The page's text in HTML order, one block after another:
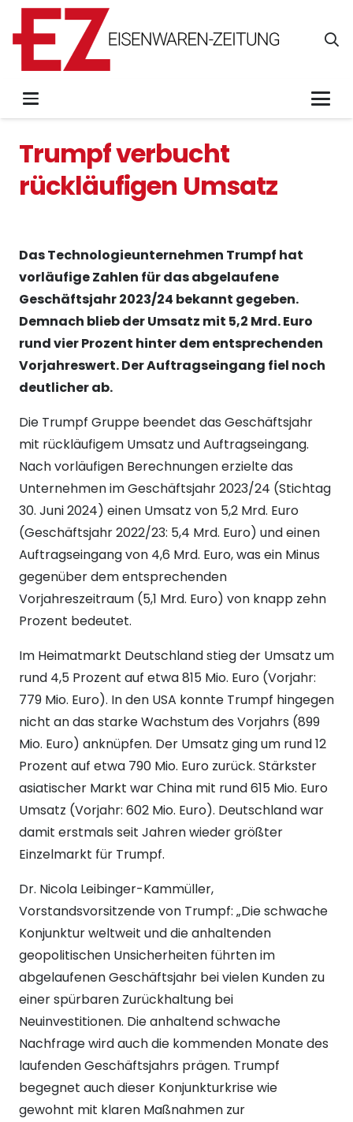
Trumpf verbucht
rückläufigen Umsatz
Das Technologieunternehmen Trumpf hat
vorläufige Zahlen für das abgelaufene
Geschäftsjahr 2023/24 bekannt gegeben.
Demnach blieb der Umsatz mit 5,2 Mrd. Euro
rund vier Prozent hinter dem entsprechenden
Vorjahreswert. Der Auftragseingang fiel noch
deutlicher ab.
Die Trumpf Gruppe beendet das Geschäftsjahr
mit rückläufigem Umsatz und Auftragseingang.
Nach vorläufigen Berechnungen erzielte das
Unternehmen im Geschäftsjahr 2023/24 (Stichtag
30. Juni 2024) einen Umsatz von 5,2 Mrd. Euro
(Geschäftsjahr 2022/23: 5,4 Mrd. Euro) und einen
Auftragseingang von 4,6 Mrd. Euro, was ein Minus
gegenüber dem entsprechenden
Vorjahreszeitraum (5,1 Mrd. Euro) von knapp zehn
Prozent bedeutet.
Im Heimatmarkt Deutschland stieg der Umsatz um
rund 4,5 Prozent auf etwa 815 Mio. Euro (Vorjahr:
779 Mio. Euro). In den USA konnte Trumpf hingegen
nicht an das starke Wachstum des Vorjahrs (899
Mio. Euro) anknüpfen. Der Umsatz ging um rund 12
Prozent auf etwa 790 Mio. Euro zurück. Stärkster
asiatischer Markt war China mit rund 615 Mio. Euro
Umsatz (Vorjahr: 602 Mio. Euro). Deutschland war
damit erstmals seit Jahren wieder größter
Einzelmarkt für Trumpf.
Dr. Nicola Leibinger-Kammüller,
Vorstandsvorsitzende von Trumpf: „Die schwache
Konjunktur weltweit und die anhaltenden
geopolitischen Unsicherheiten führten im
abgelaufenen Geschäftsjahr bei vielen Kunden zu
einer spürbaren Zurückhaltung bei
Neuinvestitionen. Die anhaltend schwache
Nachfrage wird auch die kommenden Monate des
laufenden Geschäftsjahrs prägen. Trumpf
begegnet auch dieser Konjunkturkrise wie
gewohnt mit klaren Maßnahmen zur